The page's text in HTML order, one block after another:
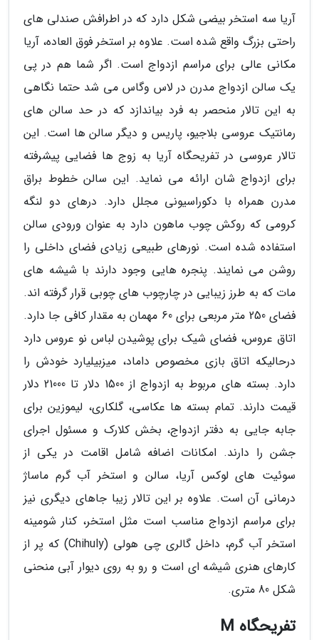
آریا سه استخر بیضی شکل دارد که در اطرافش صندلی های
راحتی بزرگ واقع شده است. علاوه بر استخر فوق العاده، آریا
مکانی عالی برای مراسم ازدواج است. اگر شما هم در پی
یک سالن ازدواج مدرن در لاس وگاس می شد حتما نگاهی
به این تالار منحصر به فرد بیاندازد که در حد سالن های
رمانتیک عروسی بلاجیو، پاریس و دیگر سالن ها است. این
تالار عروسی در تفریحگاه آریا به زوج ها فضایی پیشرفته
برای ازدواج شان ارائه می نماید. این سالن خطوط براق
مدرن همراه با دکوراسیونی مجلل دارد. درهای دو لنگه
کرومی که روکش چوب ماهون دارد به عنوان ورودی سالن
استفاده شده است. نورهای طبیعی زیادی فضای داخلی را
روشن می نمایند. پنجره هایی وجود دارند با شیشه های
مات که به طرز زیبایی در چارچوب های چوبی قرار گرفته اند.
فضای 250 متر مربعی برای 60 مهمان به مقدار کافی جا دارد.
اتاق عروس، فضای شیک برای پوشیدن لباس نو عروس دارد
درحالیکه اتاق بازی مخصوص داماد، میزبیلیارد خودش را
دارد. بسته های مربوط به ازدواج از 1500 دلار تا 21000 دلار
قیمت دارند. تمام بسته ها عکاسی، گلکاری، لیموزین برای
جابه جایی به دفتر ازدواج، بخش کلارک و مسئول اجرای
جشن را دارند. امکانات اضافه شامل اقامت در یکی از
سوئیت های لوکس آریا، سالن و استخر آب گرم ماساژ
درمانی آن است. علاوه بر این تالار زیبا جاهای دیگری نیز
برای مراسم ازدواج مناسب است مثل استخر، کنار شومینه
استخر آب گرم، داخل گالری چی هولی (Chihuly) که پر از
کارهای هنری شیشه ای است و رو به روی دیوار آبی منحنی
شکل 80 متری.
تفریحگاه M